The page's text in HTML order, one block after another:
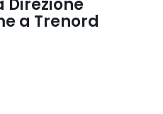
Direzione
a Trenord